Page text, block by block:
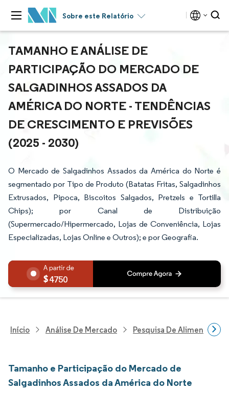
Sobre este Relatório
TAMANHO E ANÁLISE DE
PARTICIPAÇÃO DO MERCADO DE
SALGADINHOS ASSADOS DA
AMÉRICA DO NORTE - TENDÊNCIAS
DE CRESCIMENTO E PREVISÕES
(2025 - 2030)
O Mercado de Salgadinhos Assados da América do Norte é
segmentado por Tipo de Produto (Batatas Fritas, Salgadinhos
Extrusados, Pipoca, Biscoitos Salgados, Pretzels e Tortilla
Chips); por Canal de Distribuição
(Supermercado/Hipermercado, Lojas de Conveniência, Lojas
Especializadas, Lojas Online e Outros); e por Geografia.
4750
Início Análise De Mercado Pesquisa De Alimentos E
Tamanho e Participação do Mercado de
Salgadinhos Assados da América do Norte